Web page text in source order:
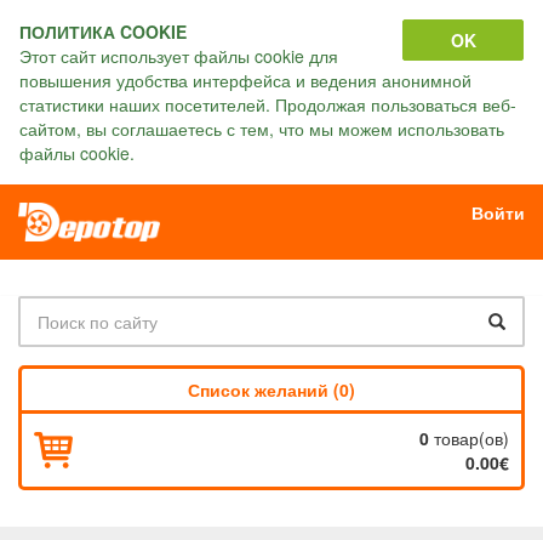
OK
ПОЛИТИКА COOKIE
Этот сайт использует файлы cookie для
повышения удобства интерфейса и ведения анонимной
статистики наших посетителей. Продолжая пользоваться веб-
сайтом, вы соглашаетесь с тем, что мы можем использовать
файлы cookie.
Войти
Список желаний (0)
0 товар(ов)
0.00€